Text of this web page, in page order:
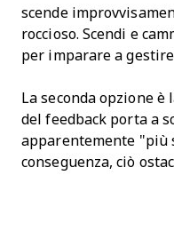
scende
roccioso. Scendi e
per imparare a
La seconda opzione
del feedback porta a
apparentemente "più
conseguenza, ciò